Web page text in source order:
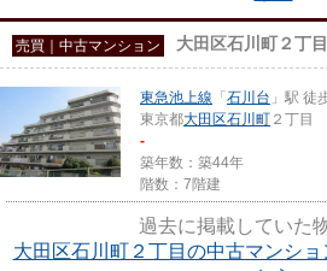
売買｜中古マンション 大田区石川町２丁
東急池上線 「石川台 」駅 徒
東京都大田区石川町 ２丁目
-
築年数：築44年
階数：7階建
過去に掲載していた
大田区石川町２丁目の中古マンシ